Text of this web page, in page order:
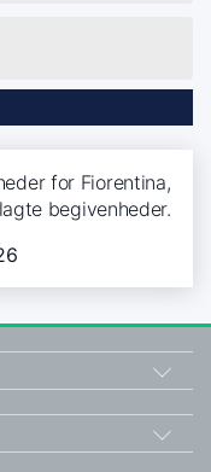
for Fiorentina,
begivenheder.